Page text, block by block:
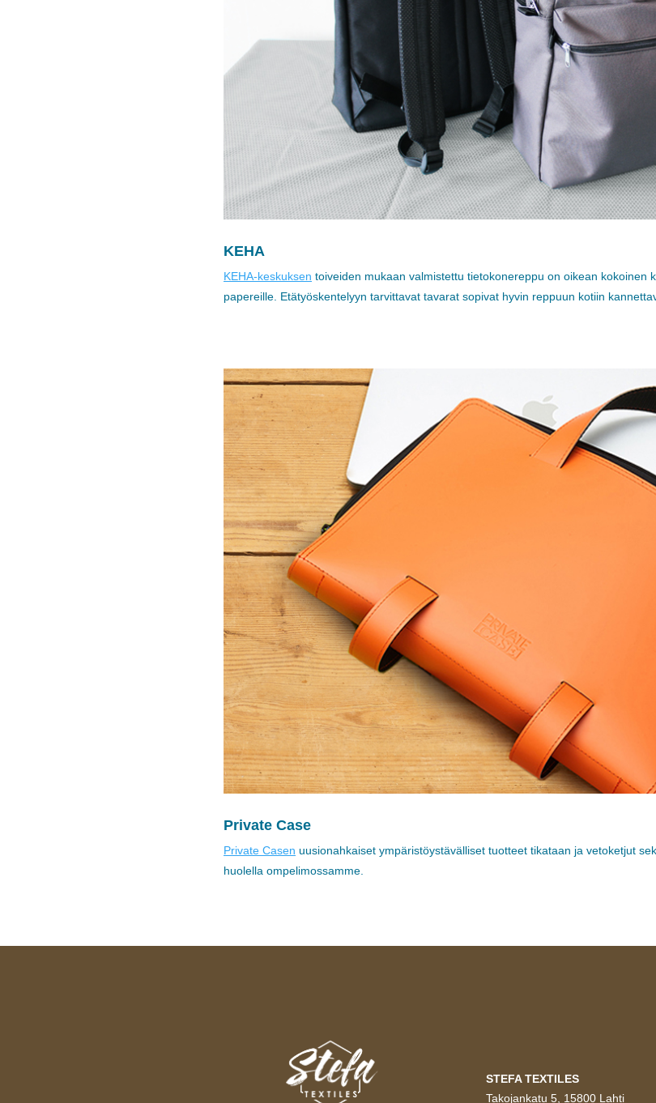
KEHA
KEHA-keskuksen toiveiden mukaan valmistettu tietokonereppu on oikean kokoinen
papereille. Etätyöskentelyyn tarvittavat tavarat sopivat hyvin reppuun kotiin
Private Case
Private Casen uusionahkaiset ympäristöystävälliset tuotteet tikataan ja vetoketjut
huolella ompelimossamme.
STEFA TEXTILES
Takojankatu 5, 15800 Lahti